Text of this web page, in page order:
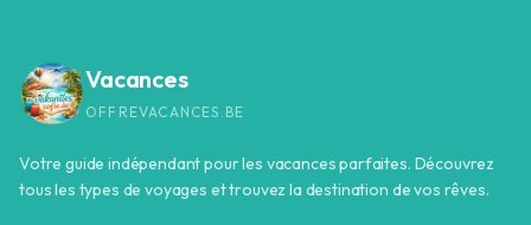
Vacances
OFFREVACANCES.BE
Votre guide indépendant pour les vacances parfaites. Découvrez
tous les types de voyages et trouvez la destination de vos rêves.